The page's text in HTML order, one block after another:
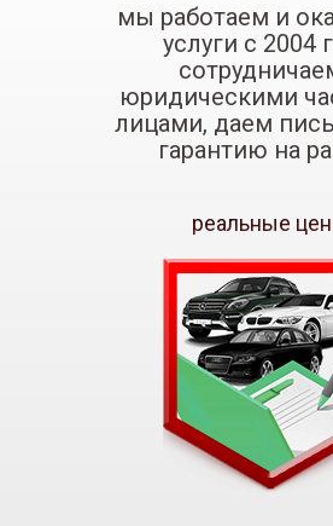
мы работаем и
услуги с 2004
юридическими
лицами, даем
гарантию на
реальные